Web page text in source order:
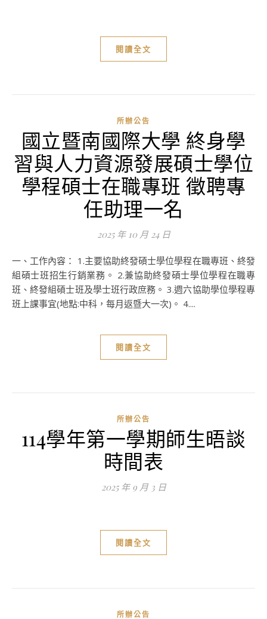
閱讀全文
所辦公告
國立暨南國際大學 終身學
習與人力資源發展碩士學位
學程碩士在職專班 徵聘專
任助理一名
2025 年 10 月 24 日
一、工作內容： 1.主要協助終發碩士學位學程在職專班、終發
組碩士班招生行銷業務。 2.兼協助終發碩士學位學程在職專
班、終發組碩士班及學士班行政庶務。 3.週六協助學位學程專
班上課事宜(地點:中科，每月返暨大一次)。 4....
閱讀全文
所辦公告
114學年第一學期師生晤談
時間表
2025 年 9 月 3 日
閱讀全文
所辦公告